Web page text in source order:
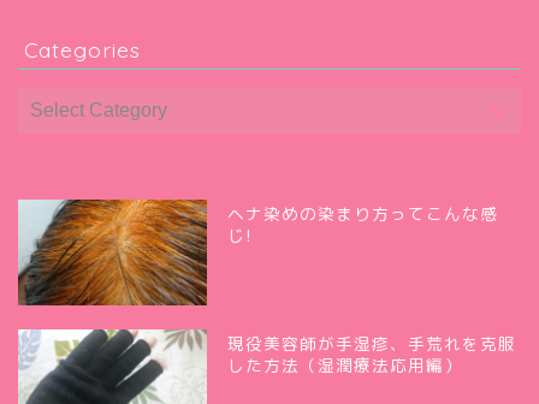
Categories
ヘナ染めの染まり方ってこんな感
じ!
現役美容師が手湿疹、手荒れを克服
した方法（湿潤療法応用編）